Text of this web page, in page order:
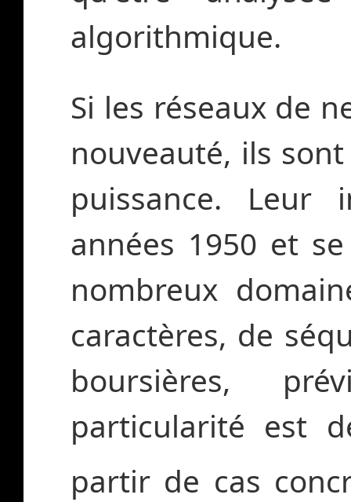
algorithmique.
Si les réseaux de
nouveauté, ils
puissance. Leur
années 1950 et
nombreux
caractères, de
boursières,
particularité est
partir de cas